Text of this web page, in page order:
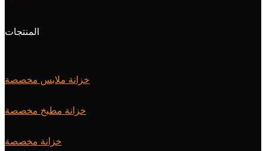
المنتجات
خزانة ملابس مخصصة
خزانة مطبخ مخصصة
خزانة مخصصة